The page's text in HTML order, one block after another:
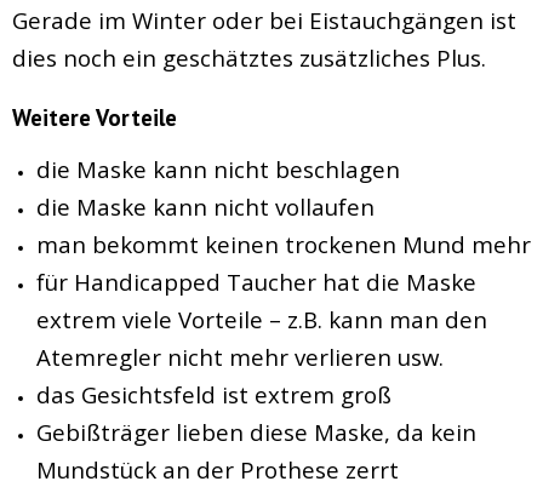
Gerade im Winter oder bei Eistauchgängen ist
dies noch ein geschätztes zusätzliches Plus.
Weitere Vorteile
die Maske kann nicht beschlagen
die Maske kann nicht vollaufen
man bekommt keinen trockenen Mund mehr
für Handicapped Taucher hat die Maske
extrem viele Vorteile – z.B. kann man den
Atemregler nicht mehr verlieren usw.
das Gesichtsfeld ist extrem groß
Gebißträger lieben diese Maske, da kein
Mundstück an der Prothese zerrt